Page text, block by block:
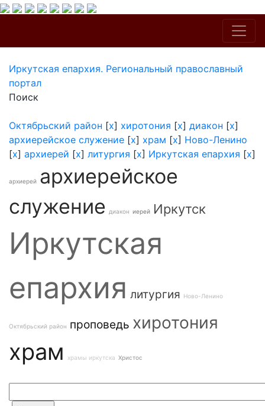
Иркутская епархия. Региональный православный
портал
Поиск
Октябрьский район [x] хиротония [x] диакон [x]
архиерейское служение [x] храм [x] Ново-Ленино
[x] архиерей [x] литургия [x] Иркутская епархия [x]
архиерей архиерейское
служение
диакон иерей Иркутск
Иркутская
епархия литургия Ново-Ленино
Октябрьский район проповедь хиротония
храм храмы иркутска Христос